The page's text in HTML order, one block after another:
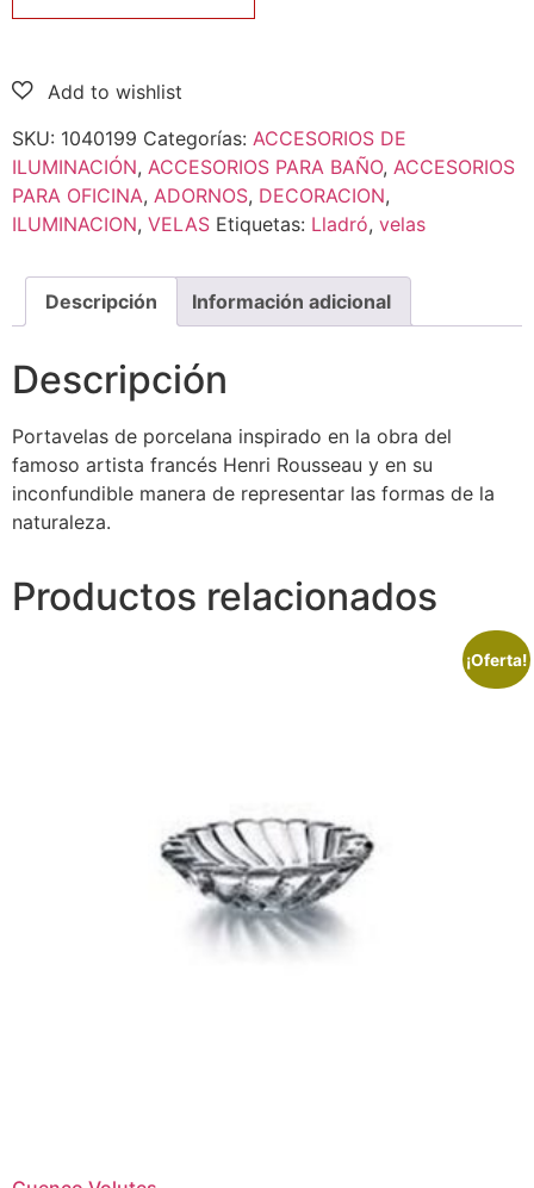
SKU: 1040199 Categorías: ACCESORIOS DE
ILUMINACIÓN, ACCESORIOS PARA BAÑO, ACCESORIOS
PARA OFICINA, ADORNOS, DECORACION,
ILUMINACION, VELAS Etiquetas: Lladró, velas
Descripción Información adicional
Descripción
Portavelas de porcelana inspirado en la obra del
famoso artista francés Henri Rousseau y en su
inconfundible manera de representar las formas de la
naturaleza.
Productos relacionados
¡Oferta!